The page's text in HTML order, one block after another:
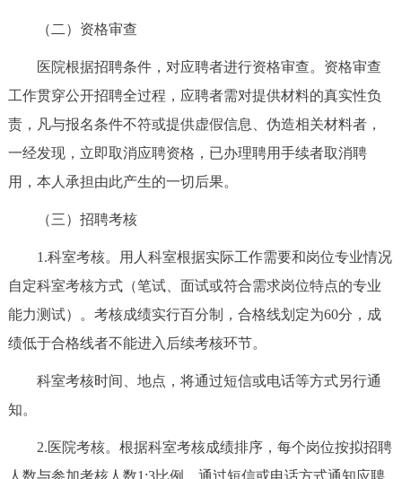
（二）资格审查
医院根据招聘条件，对应聘者进行资格审查。资格审查
工作贯穿公开招聘全过程，应聘者需对提供材料的真实性负
责，凡与报名条件不符或提供虚假信息、伪造相关材料者，
一经发现，立即取消应聘资格，已办理聘用手续者取消聘
用，本人承担由此产生的一切后果。
（三）招聘考核
1.科室考核。用人科室根据实际工作需要和岗位专业情况
自定科室考核方式（笔试、面试或符合需求岗位特点的专业
能力测试）。考核成绩实行百分制，合格线划定为60分，成
绩低于合格线者不能进入后续考核环节。
科室考核时间、地点，将通过短信或电话等方式另行通
知。
2.医院考核。根据科室考核成绩排序，每个岗位按拟招聘
人数与参加考核人数1:3比例，通过短信或电话方式通知应聘